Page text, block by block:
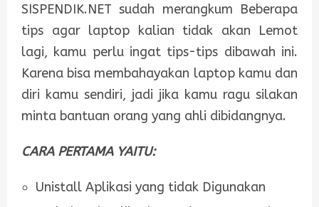
SISPENDIK.NET sudah merangkum Beberapa
tips agar laptop kalian tidak akan Lemot
lagi, kamu perlu ingat tips-tips dibawah ini.
Karena bisa membahayakan laptop kamu dan
diri kamu sendiri, jadi jika kamu ragu silakan
minta bantuan orang yang ahli dibidangnya.
CARA PERTAMA YAITU:
Unistall Aplikasi yang tidak Digunakan